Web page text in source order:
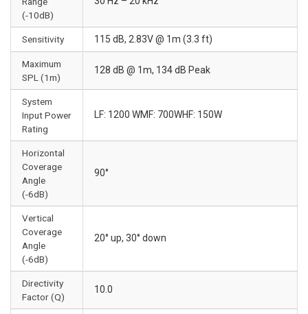
(-10dB)
Sensitivity 115 dB, 2.83V @ 1m (3.3 ft)
Maximum
SPL (1m)
128 dB @ 1m, 134 dB Peak
System
Input Power
Rating
LF: 1200 WMF: 700WHF: 150W
Horizontal
Coverage
Angle
(-6dB)
90°
Vertical
Coverage
Angle
(-6dB)
20° up, 30° down
Directivity
Factor (Q)
10.0